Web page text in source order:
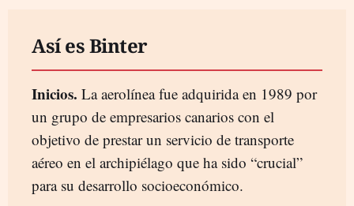
Así es Binter
Inicios. La aerolínea fue adquirida en 1989 por
un grupo de empresarios canarios con el
objetivo de prestar un servicio de transporte
aéreo en el archipiélago que ha sido “crucial”
para su desarrollo socioeconómico.